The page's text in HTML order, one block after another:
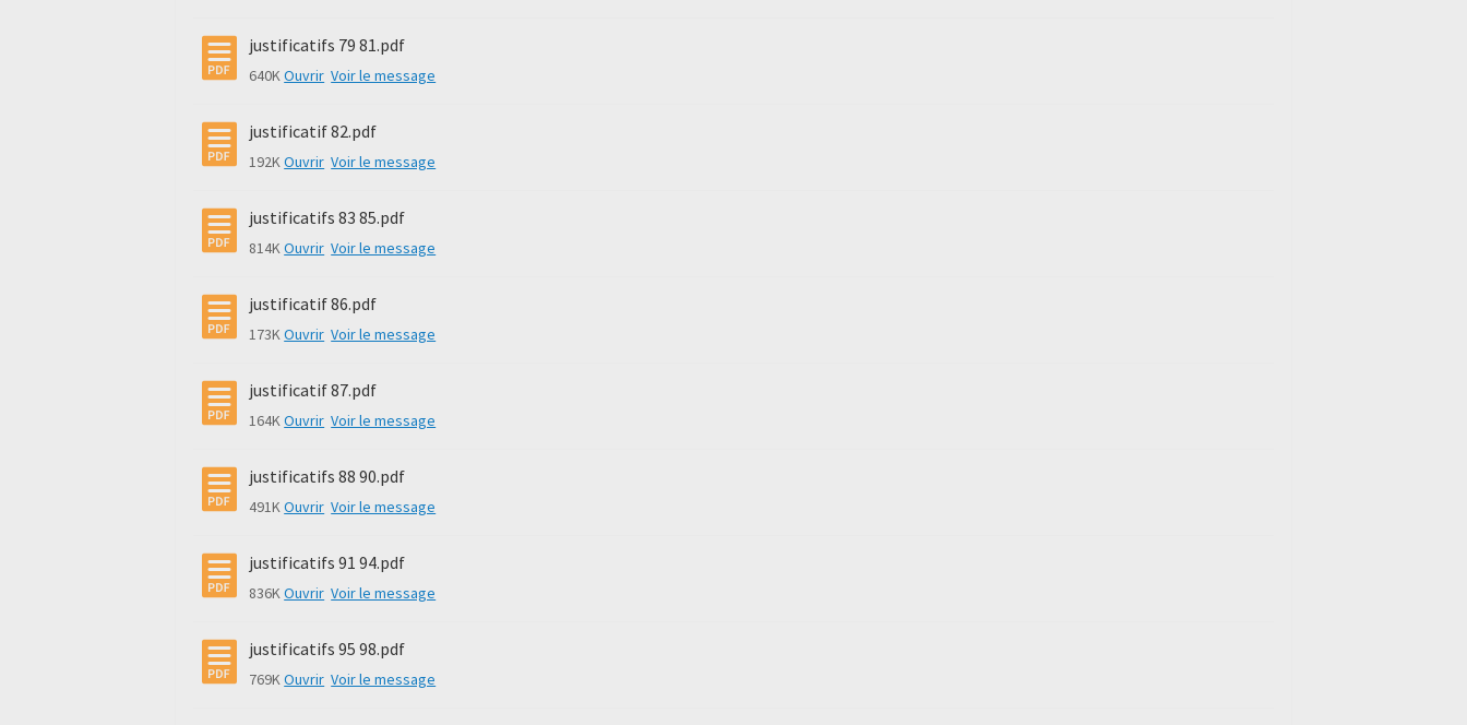
justificatifs 79 81.pdf
640KOuvrir Voir le message
justificatif 82.pdf
192KOuvrir Voir le message
justificatifs 83 85.pdf
814KOuvrir Voir le message
justificatif 86.pdf
173KOuvrir Voir le message
justificatif 87.pdf
164KOuvrir Voir le message
justificatifs 88 90.pdf
491KOuvrir Voir le message
justificatifs 91 94.pdf
836KOuvrir Voir le message
justificatifs 95 98.pdf
769KOuvrir Voir le message